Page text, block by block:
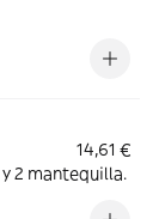
14,61 €
y 2 mantequilla.